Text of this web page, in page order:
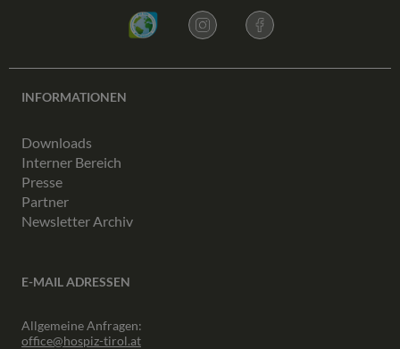
INFORMATIONEN
Downloads
Interner Bereich
Presse
Partner
Newsletter Archiv
E-MAIL ADRESSEN
Allgemeine Anfragen:
office@hospiz-tirol.at